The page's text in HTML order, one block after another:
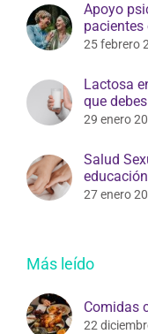
Apoyo
25 febrero
Lactosa
que
29 enero
Salud
27 enero
Más leído
Comidas
22